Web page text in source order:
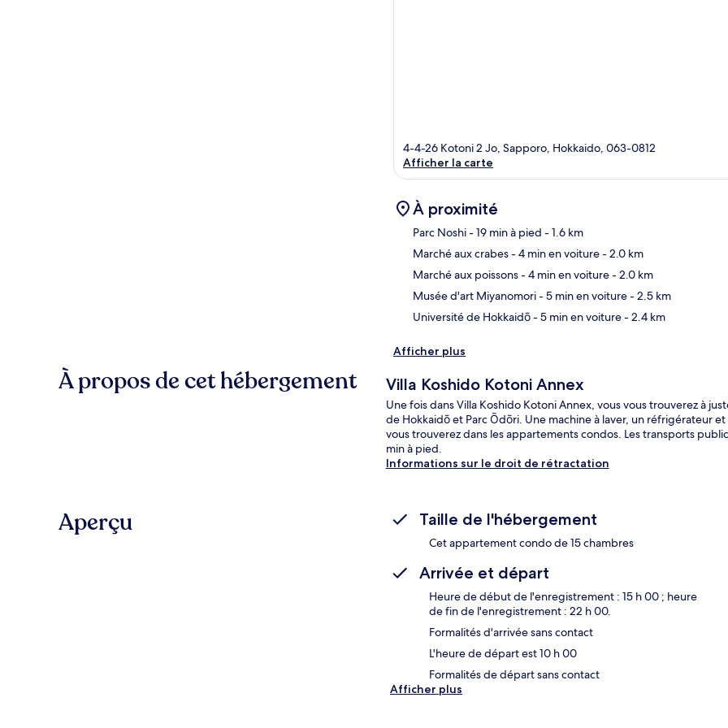
4-4-26 Kotoni 2 Jo, Sapporo, Hokkaido, 063-0812
Afficher la carte
À proximité
Parc Noshi- 19 min à pied - 1.6 km
Marché aux crabes- 4 min en voiture- 2.0 km
Marché aux poissons- 4 min en voiture- 2.0 km
Musée d'art Miyanomori- 5 min en voiture- 2.5 km
Université de Hokkaidō- 5 min en voiture- 2.4 km
Afficher plus
À propos de cet hébergement Villa Koshido Kotoni Annex
Une fois dans Villa Koshido Kotoni Annex, vous vous trouverez à
de Hokkaidō et Parc Ōdōri. Une machine à laver, un réfrigérateur
vous trouverez dans les appartements condos. Les transports
min à pied.
Informations sur le droit de rétractation
Aperçu Taille de l'hébergement
Cet appartement condo de 15 chambres
Arrivée et départ
Heure de début de l'enregistrement : 15 h 00 ; heure
de fin de l'enregistrement : 22 h 00.
Formalités d'arrivée sans contact
L'heure de départ est 10 h 00
Formalités de départ sans contact
Afficher plus